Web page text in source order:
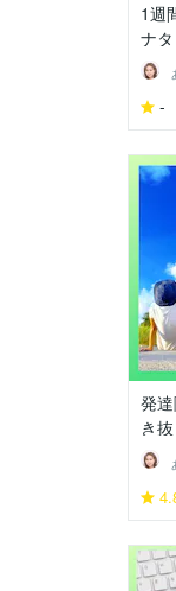
1週
ナ
-
発
き